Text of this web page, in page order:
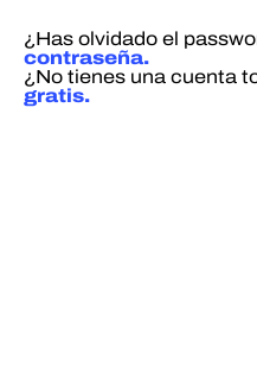
¿Has olvidado el
contraseña.
¿No tienes una cuenta
gratis.